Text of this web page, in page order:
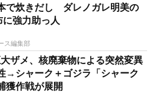
で炊きだし ダレノガレ明美の
強力助っ人
ス編集部
ザメ、核廃棄物による突然変異
→シャーク＋ゴジラ「シャーク
獲作戦が展開